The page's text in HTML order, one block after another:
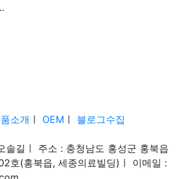
소개 ㅣ OEM ㅣ 블로그수집
솔길 ㅣ
주소 : 충청남도 홍성군 홍북읍
호(홍북읍, 세종의료빌딩) ㅣ
이메일 :